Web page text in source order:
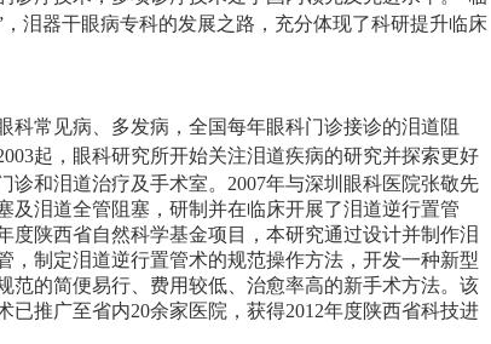
泪器干眼病专科的发展之路，充分体现了科研提升临床
科常见病、多发病，全国每年眼科门诊接诊的泪道阻
起，眼科研究所开始关注泪道疾病的研究并探索更好
诊和泪道治疗及手术室。2007年与深圳眼科医院张敬先
及泪道全管阻塞，研制并在临床开展了泪道逆行置管
度陕西省自然科学基金项目，本研究通过设计并制作泪
，制定泪道逆行置管术的规范操作方法，开发一种新型
范的简便易行、费用较低、治愈率高的新手术方法。该
已推广至省内20余家医院，获得2012年度陕西省科技进